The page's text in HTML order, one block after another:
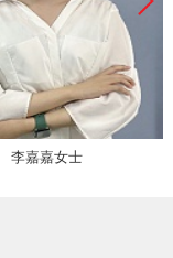
李嘉嘉女士